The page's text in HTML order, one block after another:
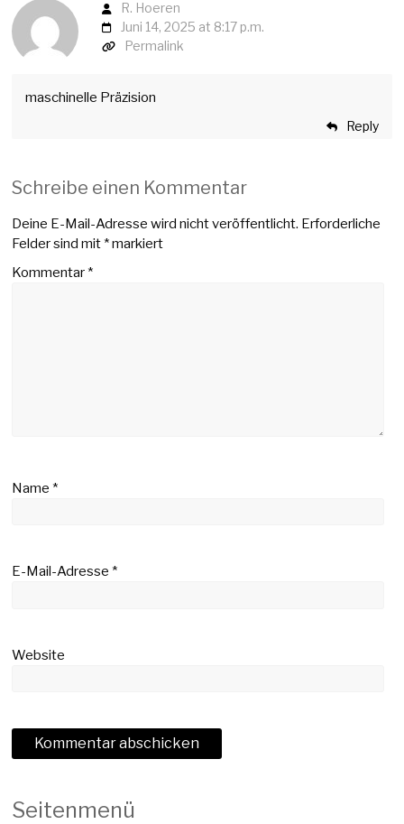
R. Hoeren
Juni 14, 2025 at 8:17 p.m.
Permalink
maschinelle Präzision
Reply
Schreibe einen Kommentar
Deine E-Mail-Adresse wird nicht veröffentlicht. Erforderliche
Felder sind mit*markiert
Kommentar*
Name*
E-Mail-Adresse*
Website
Seitenmenü